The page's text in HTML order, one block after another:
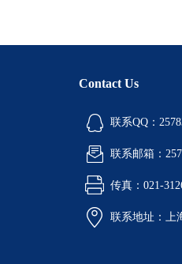
Contact Us
联系QQ：
联系邮箱：
传真：021-
联系地址：上